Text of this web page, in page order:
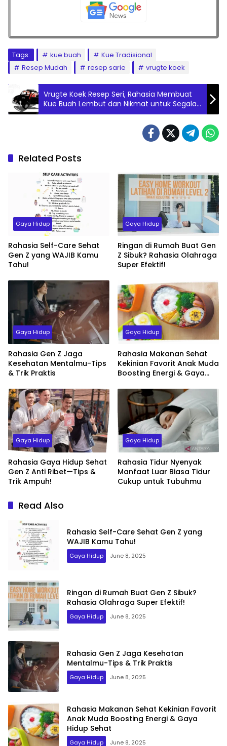
Tags: kue buah
Kue Tradisional
Resep Mudah
resep sarie vrugte koek
Vrugte Koek Resep Seri, Rahasia Membuat
Kue Buah Lembut dan Nikmat untuk Segala
Acara, Coba Sekarang!
Related Posts
Gaya Hidup
Rahasia Self-Care Sehat
Gen Z yang WAJIB Kamu
Tahu!
Gaya Hidup
Ringan di Rumah Buat Gen
Z Sibuk? Rahasia Olahraga
Super Efektif!
Gaya Hidup
Rahasia Gen Z Jaga
Kesehatan Mentalmu-Tips
& Trik Praktis
Gaya Hidup
Rahasia Makanan Sehat
Kekinian Favorit Anak Muda
Boosting Energi & Gaya
Gaya Hidup
Rahasia Gaya Hidup Sehat
Gen Z Anti Ribet—Tips &
Trik Ampuh!
Gaya Hidup
Rahasia Tidur Nyenyak
Manfaat Luar Biasa Tidur
Cukup untuk Tubuhmu
Read Also
Rahasia Self-Care Sehat Gen Z yang
WAJIB Kamu Tahu!
Gaya Hidup June 8, 2025
Ringan di Rumah Buat Gen Z Sibuk?
Rahasia Olahraga Super Efektif!
Gaya Hidup June 8, 2025
Rahasia Gen Z Jaga Kesehatan
Mentalmu-Tips & Trik Praktis
Gaya Hidup June 8, 2025
Rahasia Makanan Sehat Kekinian Favorit
Anak Muda Boosting Energi & Gaya
Hidup Sehat
Gaya Hidup June 8, 2025